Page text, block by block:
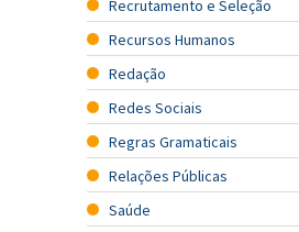
Recrutamento e Seleção
Recursos Humanos
Redação
Redes Sociais
Regras Gramaticais
Relações Públicas
Saúde